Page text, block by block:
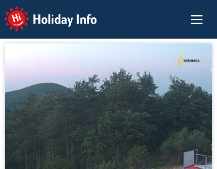
Holiday Info